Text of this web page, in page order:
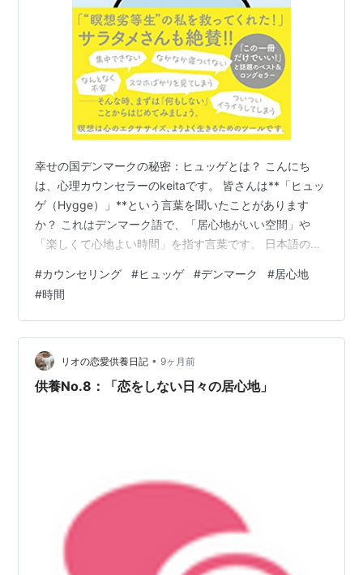
幸せの国デンマークの秘密：ヒュッゲとは？ こんにち
は、心理カウンセラーのkeitaです。 皆さんは**「ヒュッ
ゲ（Hygge）」**という言葉を聞いたことがあります
か？ これはデンマーク語で、「居心地がいい空間」や
「楽しくて心地よい時間」を指す言葉です。 日本語の
心理カウンセラーとして注目したいのは、その根底にあ
る**「心の安全基地を作る」**という考え方です。 なぜ
今、私たちにヒュッゲが必要なのか。その心理的なメリ
ットと、日常への取り入れ方をお話しします。 １．「心
の防衛線」を解く：安心感の醸成 私たちは外の世界で
は、常に「評価される自分」と…
#カウンセリング #ヒュッゲ #デンマーク #居心地
#時間
リオの恋愛供養日記 • 9ヶ月前
供養No.8：「恋をしない日々の居心地」